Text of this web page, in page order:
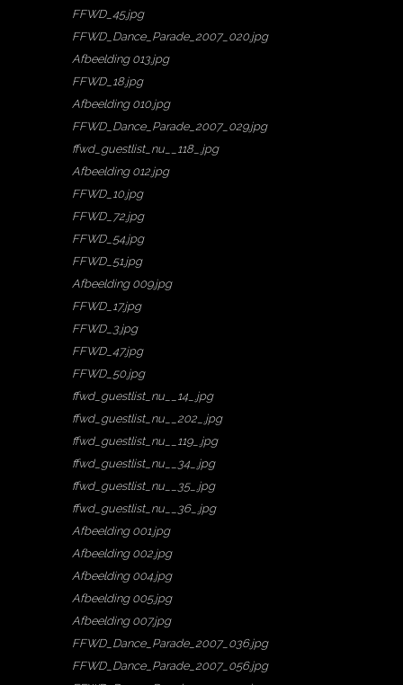
FFWD_45.jpg
FFWD_Dance_Parade_2007_020.jpg
Afbeelding 013.jpg
FFWD_18.jpg
Afbeelding 010.jpg
FFWD_Dance_Parade_2007_029.jpg
ffwd_guestlist_nu__118_.jpg
Afbeelding 012.jpg
FFWD_10.jpg
FFWD_72.jpg
FFWD_54.jpg
FFWD_51.jpg
Afbeelding 009.jpg
FFWD_17.jpg
FFWD_3.jpg
FFWD_47.jpg
FFWD_50.jpg
ffwd_guestlist_nu__14_.jpg
ffwd_guestlist_nu__202_.jpg
ffwd_guestlist_nu__119_.jpg
ffwd_guestlist_nu__34_.jpg
ffwd_guestlist_nu__35_.jpg
ffwd_guestlist_nu__36_.jpg
Afbeelding 001.jpg
Afbeelding 002.jpg
Afbeelding 004.jpg
Afbeelding 005.jpg
Afbeelding 007.jpg
FFWD_Dance_Parade_2007_036.jpg
FFWD_Dance_Parade_2007_056.jpg